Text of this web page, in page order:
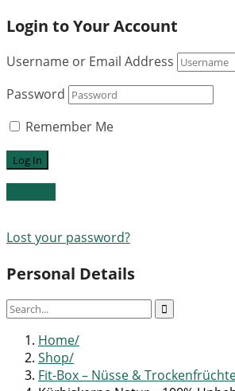
Login to Your Account
Username or Email Address
Password
Remember Me
Lost your password?
Personal Details
Home
Shop
Fit-Box – Nüsse &